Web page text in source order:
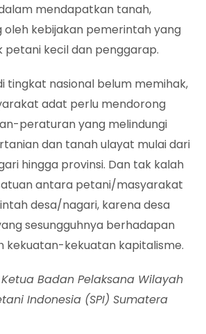
mendapatkan tanah,
oleh kebijakan pemerintah yang
petani kecil dan penggarap.
tingkat nasional belum memihak,
adat perlu mendorong
peraturan yang melindungi
dan tanah ulayat mulai dari
hingga provinsi. Dan tak kalah
antara petani/masyarakat
desa/nagari, karena desa
sesungguhnya berhadapan
kekuatan-kekuatan kapitalisme.
Badan Pelaksana Wilayah
Indonesia (SPI) Sumatera